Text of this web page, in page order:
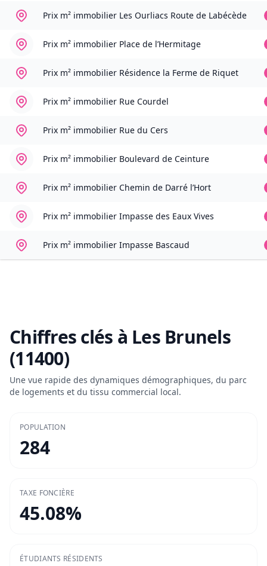
Prix m² immobilier Les Ourliacs Route de Labécède
Prix m² immobilier Place de l’Hermitage
Prix m² immobilier Résidence la Ferme de Riquet
Prix m² immobilier Rue Courdel
Prix m² immobilier Rue du Cers
Prix m² immobilier Boulevard de Ceinture
Prix m² immobilier Chemin de Darré l’Hort
Prix m² immobilier Impasse des Eaux Vives
Prix m² immobilier Impasse Bascaud
Chiffres clés à Les Brunels
(11400)
Une vue rapide des dynamiques démographiques, du parc
de logements et du tissu commercial local.
POPULATION
284
TAXE FONCIÈRE
45.08%
ÉTUDIANTS RÉSIDENTS